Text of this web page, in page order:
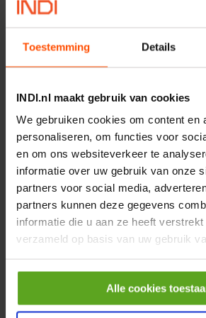
Toestemming Details
INDI.nl maakt gebruik van cookies
We gebruiken cookies om content en
personaliseren, om functies voor
en om ons websiteverkeer te
informatie over uw gebruik van onze
partners voor social media,
partners kunnen deze gegevens
informatie die u aan ze heeft
verzameld op basis van uw gebruik
Alle cookies
€ 219,68
incl. BTW
−
4mm x Ø17mm
Artikelnummer:
Merknaam:
€ 19,99
incl. BTW
−
0,25KW
Artikelnummer: